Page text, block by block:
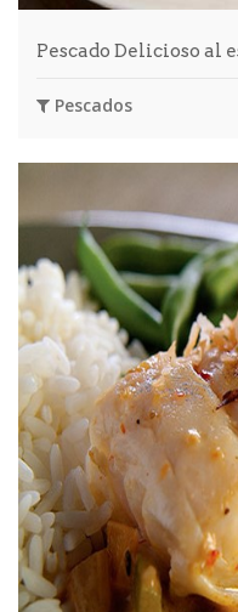
Pescado Delicioso al
Pescados